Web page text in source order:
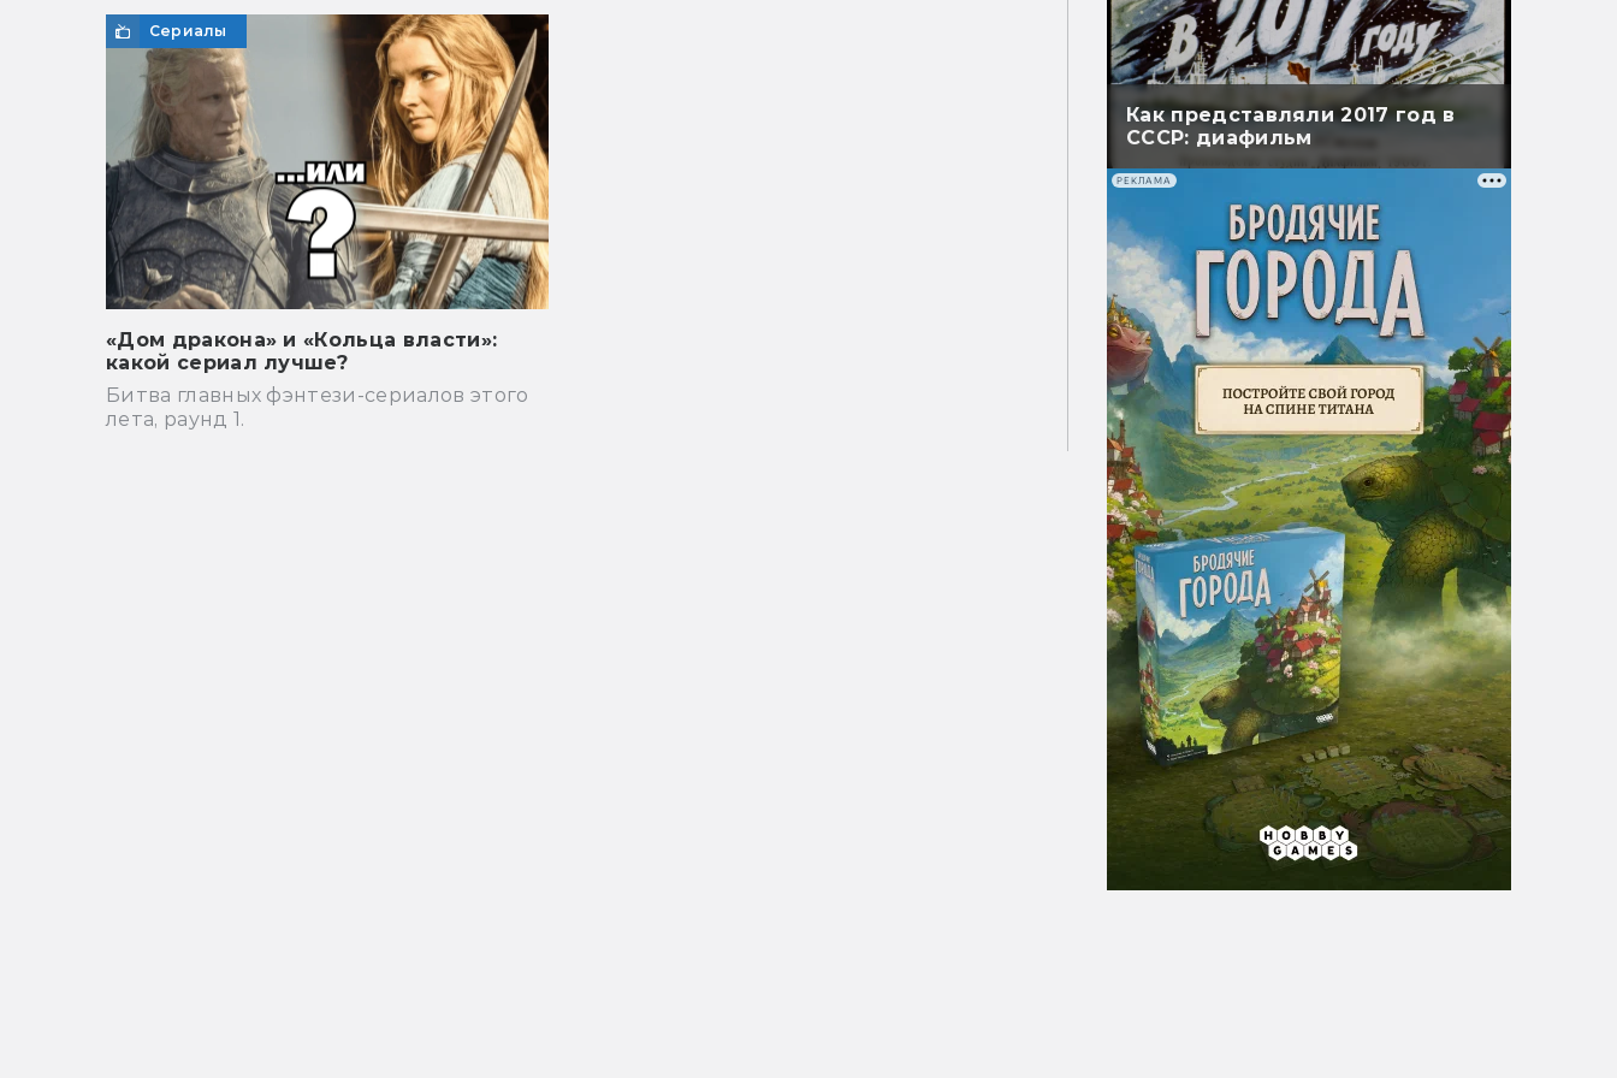
Сериалы
«Дом дракона» и «Кольца власти»:
какой сериал лучше?
Битва главных фэнтези-сериалов этого
лета, раунд 1.
Как представляли 2017 год в
СССР: диафильм
РЕКЛАМА